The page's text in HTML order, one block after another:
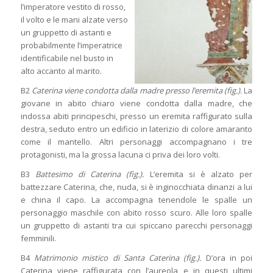
l’imperatore vestito di rosso,
il volto e le mani alzate verso
un gruppetto di astanti e
probabilmente l’imperatrice
identificabile nel busto in
alto accanto al marito.
B2 Caterina viene condotta dalla madre presso l’eremita (fig.). La
giovane in abito chiaro viene condotta dalla madre, che
indossa abiti principeschi, presso un eremita raffigurato sulla
destra, seduto entro un edificio in laterizio di colore amaranto
come il mantello. Altri personaggi accompagnano i tre
protagonisti, ma la grossa lacuna ci priva dei loro volti.
B3 Battesimo di Caterina (fig.). L’eremita si è alzato per
battezzare Caterina, che, nuda, si è inginocchiata dinanzi a lui
e china il capo. La accompagna tenendole le spalle un
personaggio maschile con abito rosso scuro. Alle loro spalle
un gruppetto di astanti tra cui spiccano parecchi personaggi
femminili.
B4Matrimonio mistico di Santa Caterina (fig.). D’ora in poi
Caterina viene raffigurata con l’aureola e in questi ultimi